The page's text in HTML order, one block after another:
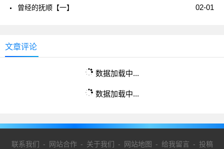
02-01
曾经的抚顺【一】
文章评论
数据加载中...
数据加载中...
联系我们 - 网站合作- 关于我们 - 网站地图 - 给我留言 - 投稿